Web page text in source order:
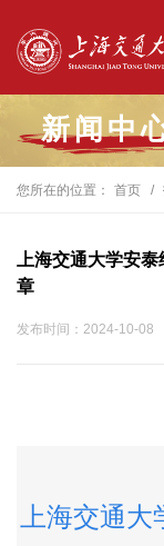
新闻中
您所在的位置： 首页
上海交通大学安
章
发布时间：2024-10-08
上海交通